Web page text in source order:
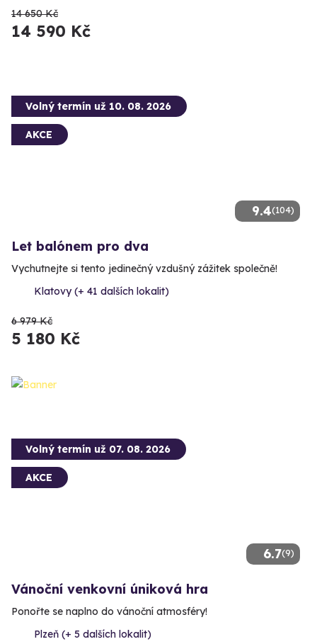
14 650 Kč
14 590 Kč
9.4(104)
Volný termín už 10. 08. 2026
AKCE
Let balónem pro dva
Vychutnejte si tento jedinečný vzdušný zážitek společně!
Klatovy (+ 41 dalších lokalit)
6 979 Kč
5 180 Kč
6.7(9)
Volný termín už 07. 08. 2026
AKCE
Vánoční venkovní úniková hra
Ponořte se naplno do vánoční atmosféry!
Plzeň (+ 5 dalších lokalit)